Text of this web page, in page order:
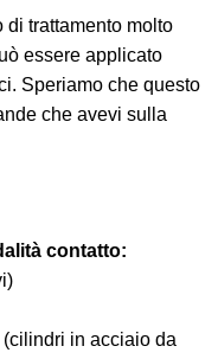
di trattamento molto
essere applicato
Speriamo che questo
che avevi sulla
contatto:
in acciaio da